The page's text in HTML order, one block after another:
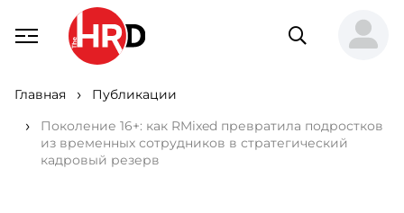
Главная
Публикации
Поколение 16+: как RMixed превратила подростков
из временных сотрудников в стратегический
кадровый резерв